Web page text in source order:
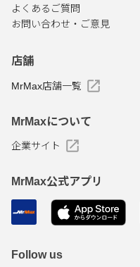
よくあるご質問
お問い合わせ・ご意見
店舗
MrMax店舗一覧
MrMaxについて
企業サイト
MrMax公式アプリ
Follow us